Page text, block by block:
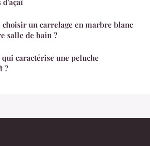
choisir un carrelage en marbre blanc
salle de bain ?
qui caractérise une peluche
?